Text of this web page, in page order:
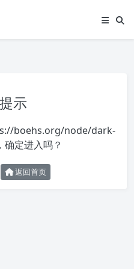
示
boehs.org/node/dark-
确定进入吗？
返回首页